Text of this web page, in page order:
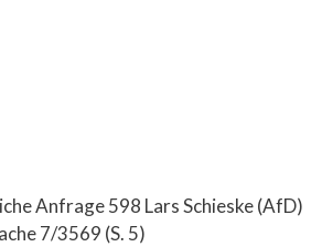
Anfrage 598 Lars Schieske (AfD)
7/3569 (S. 5)